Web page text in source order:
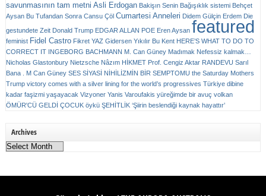
savunmasının tam metni Asli Erdogan Bakişın Senin Bağışıklık sistemi Behçet
Aysan Bu Tufandan Sonra Cansu Çöl Cumartesi Anneleri Didem Gülçin Erdem Die
gestundete Zeit Donald Trump EDGAR ALLAN POE Eren Aysan featured
feminist Fidel Castro Fikret YAZ Gidersen Yıkılır Bu Kent HERE’S WHAT TO DO TO
CORRECT IT INGEBORG BACHMANN M. Can Güney Madımak Nefessiz kalmak…
Nicholas Glastonbury Nietzsche Nâzım HİKMET Prof. Cengiz Aktar RANDEVU Sarıl
Bana . M Can Güney SES SİYASİ NİHİLİZMİN BİR SEMPTOMU the Saturday Mothers
Trump victory comes with a silver lining for the world’s progressives Türkiye dibine
kadar faşizmi yaşayacak Vizyoner Yanis Varoufakis yüreğimde bir avuç volkan
ÖMÜR'CÜ GELDİ ÇOCUK öykü ŞEHİTLİK ‘Şiirin beslendiği kaynak hayattır’
Archives
Archives